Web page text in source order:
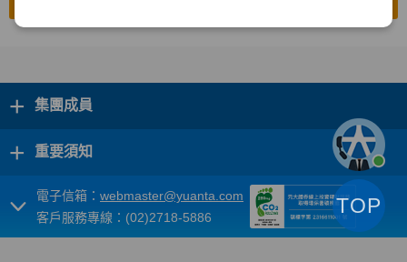
+ 集團成員
+ 重要須知
電子信箱： webmaster@yuanta.com
客戶服務專線：(02)2718-5886
TOP